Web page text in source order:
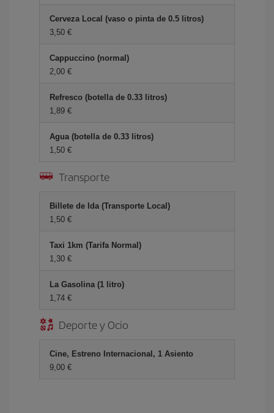
Cerveza Local (vaso o pinta de 0.5 litros)
3,50 €
Cappuccino (normal)
2,00 €
Refresco (botella de 0.33 litros)
1,89 €
Agua (botella de 0.33 litros)
1,50 €
Transporte
Billete de Ida (Transporte Local)
1,50 €
Taxi 1km (Tarifa Normal)
1,30 €
La Gasolina (1 litro)
1,74 €
Deporte y Ocio
Cine, Estreno Internacional, 1 Asiento
9,00 €